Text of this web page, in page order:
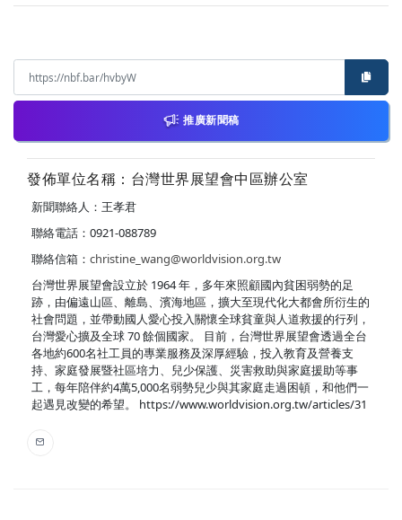
推廣新聞稿
發佈單位名稱：台灣世界展望會中區辦公室
新聞聯絡人：王孝君
聯絡電話：0921-088789
聯絡信箱： christine_wang@worldvision.org.tw
台灣世界展望會設立於 1964 年，多年來照顧國內貧困弱勢的足
跡，由偏遠山區、離島、濱海地區，擴大至現代化大都會所衍生的
社會問題，並帶動國人愛心投入關懷全球貧童與人道救援的行列，
台灣愛心擴及全球 70 餘個國家。 目前，台灣世界展望會透過全台
各地約600名社工員的專業服務及深厚經驗，投入教育及營養支
持、家庭發展暨社區培力、兒少保護、災害救助與家庭援助等事
工，每年陪伴約4萬5,000名弱勢兒少與其家庭走過困頓，和他們一
起遇見改變的希望。 https://www.worldvision.org.tw/articles/31